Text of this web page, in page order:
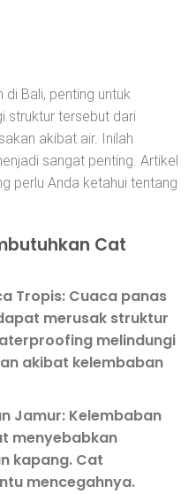
di Bali, penting untuk
struktur tersebut dari
akibat air. Inilah
sangat penting. Artikel
perlu Anda ketahui tentang
Cat
Tropis: Cuaca panas
merusak struktur
melindungi
akibat kelembaban
Jamur: Kelembaban
menyebabkan
kapang. Cat
mencegahnya.